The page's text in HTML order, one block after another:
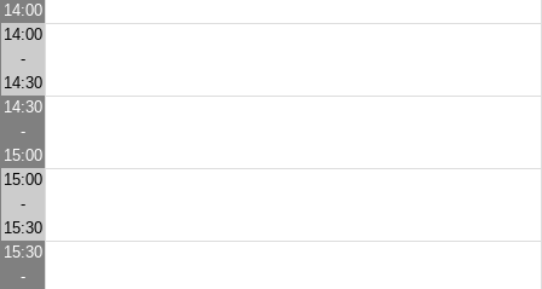
14:00
14:00
-
14:30
14:30
-
15:00
15:00
-
15:30
15:30
-